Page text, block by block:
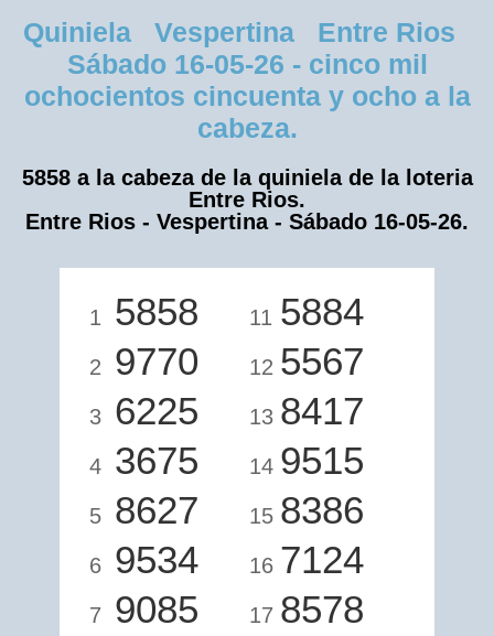
Quiniela Vespertina Entre Rios
Sábado 16-05-26 - cinco mil
ochocientos cincuenta y ocho a la
cabeza.
5858 a la cabeza de la quiniela de la loteria
Entre Rios.
Entre Rios - Vespertina - Sábado 16-05-26.
1 5858
2 9770
3 6225
4 3675
5 8627
6 9534
7 9085
11 5884
12 5567
13 8417
14 9515
15 8386
16 7124
17 8578